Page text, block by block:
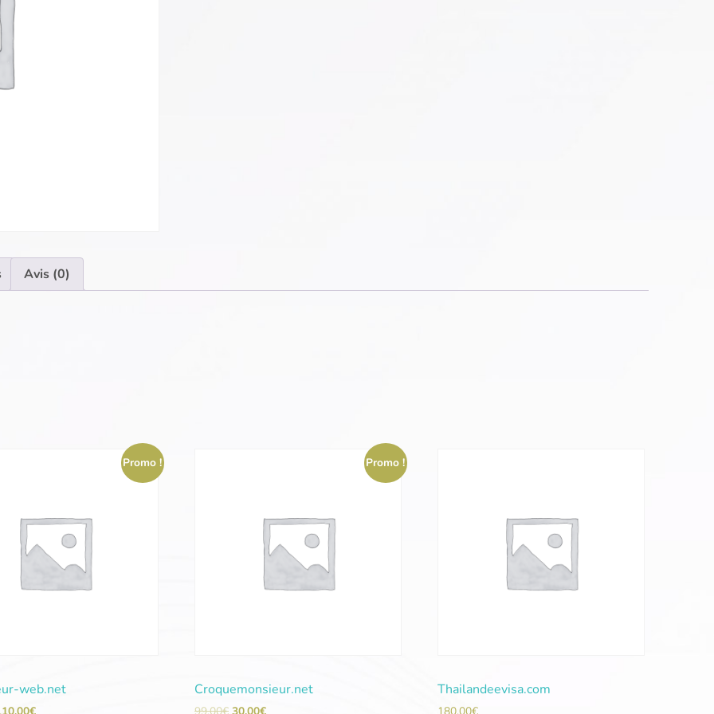
Avis (0)
Promo !
web.net
Promo !
Croquemonsieur.net Thailandeevisa.com